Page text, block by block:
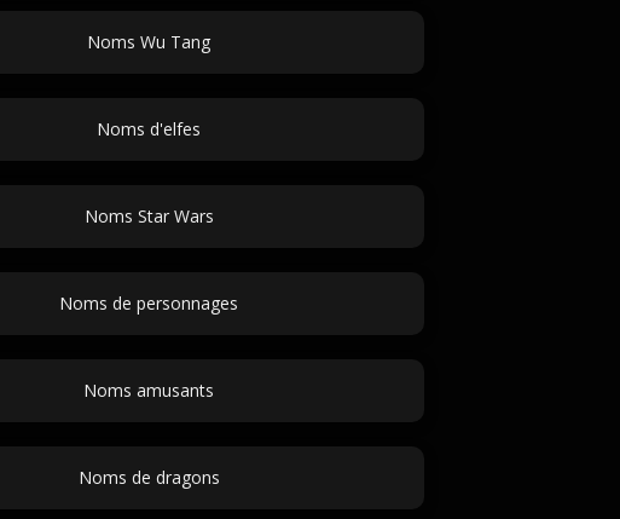
Noms Wu Tang
Noms d'elfes
Noms Star Wars
Noms de personnages
Noms amusants
Noms de dragons